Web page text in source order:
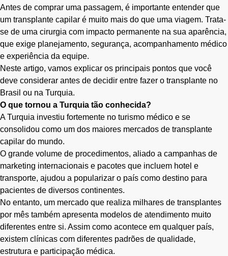
Antes de comprar uma passagem, é importante entender que
um transplante capilar é muito mais do que uma viagem. Trata-
se de uma cirurgia com impacto permanente na sua aparência,
que exige planejamento, segurança, acompanhamento médico
e experiência da equipe.
Neste artigo, vamos explicar os principais pontos que você
deve considerar antes de decidir entre fazer o transplante no
Brasil ou na Turquia.
O que tornou a Turquia tão conhecida?
A Turquia investiu fortemente no turismo médico e se
consolidou como um dos maiores mercados de transplante
capilar do mundo.
O grande volume de procedimentos, aliado a campanhas de
marketing internacionais e pacotes que incluem hotel e
transporte, ajudou a popularizar o país como destino para
pacientes de diversos continentes.
No entanto, um mercado que realiza milhares de transplantes
por mês também apresenta modelos de atendimento muito
diferentes entre si. Assim como acontece em qualquer país,
existem clínicas com diferentes padrões de qualidade,
estrutura e participação médica.